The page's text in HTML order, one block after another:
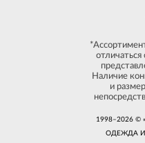
отличаться
Наличие
и
1998–2026 ©
ОДЕЖДА